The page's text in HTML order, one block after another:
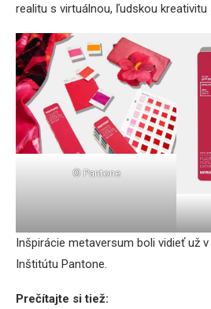
realitu s virtuálnou, ľudskou
© Pantone
Inšpirácie metaversum boli vidieť už
Inštitútu Pantone.
Prečítajte si tiež: